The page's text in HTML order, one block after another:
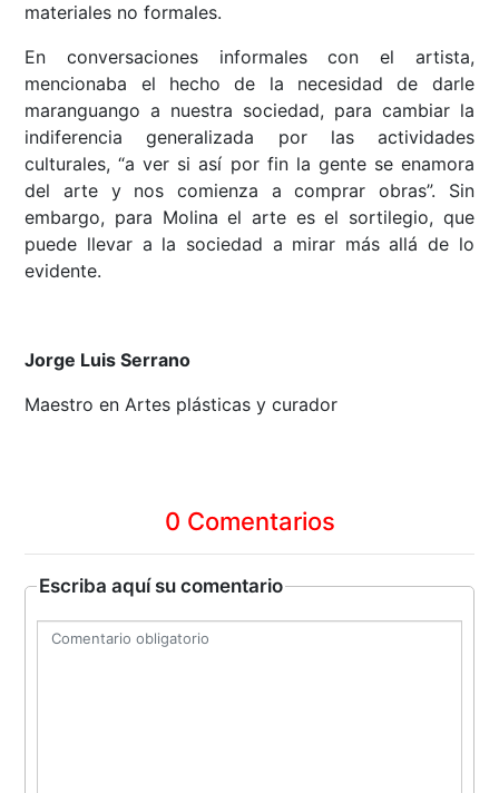
materiales no formales.
En conversaciones informales con el artista,
mencionaba el hecho de la necesidad de darle
maranguango a nuestra sociedad, para cambiar la
indiferencia generalizada por las actividades
culturales, “a ver si así por fin la gente se enamora
del arte y nos comienza a comprar obras”. Sin
embargo, para Molina el arte es el sortilegio, que
puede llevar a la sociedad a mirar más allá de lo
evidente.
Jorge Luis Serrano
Maestro en Artes plásticas y curador
0 Comentarios
Escriba aquí su comentario